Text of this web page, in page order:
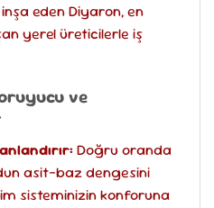
eden Diyaron, en
yerel üreticilerle iş
ve
Doğru oranda
asit-baz dengesini
sisteminizin konforuna